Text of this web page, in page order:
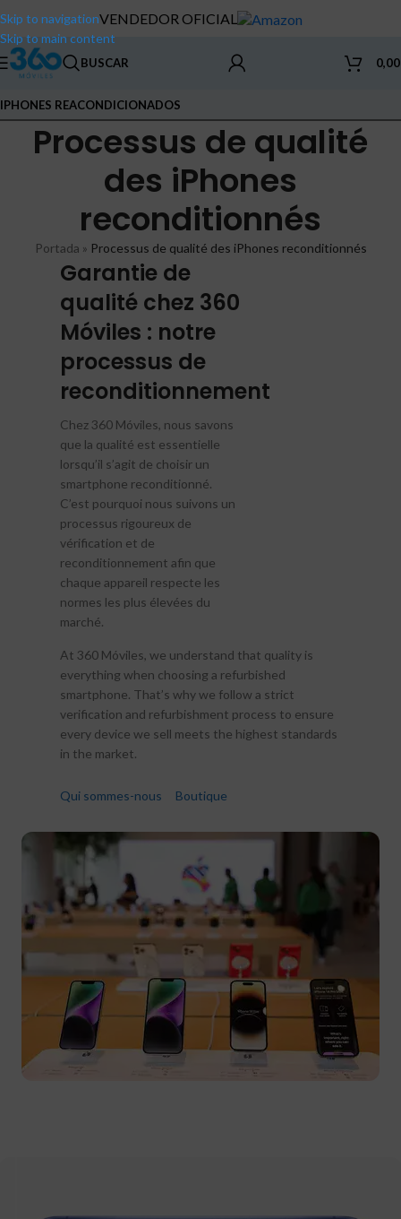
Skip to navigation
Skip to main content
VENDEDOR OFICIAL
BUSCAR
IPHONES REACONDICIONADOS
Processus de qualité
des iPhones
reconditionnés
Portada » Processus de qualité des iPhones reconditionnés
Garantie de
qualité chez 360
Móviles : notre
processus de
reconditionnement
Chez 360 Móviles, nous savons
que la qualité est essentielle
lorsqu’il s’agit de choisir un
smartphone reconditionné.
C’est pourquoi nous suivons un
processus rigoureux de
vérification et de
reconditionnement afin que
chaque appareil respecte les
normes les plus élevées du
marché.
At 360 Móviles, we understand that quality is
everything when choosing a refurbished
smartphone. That’s why we follow a strict
verification and refurbishment process to ensure
every device we sell meets the highest standards
in the market.
Qui sommes-nous Boutique